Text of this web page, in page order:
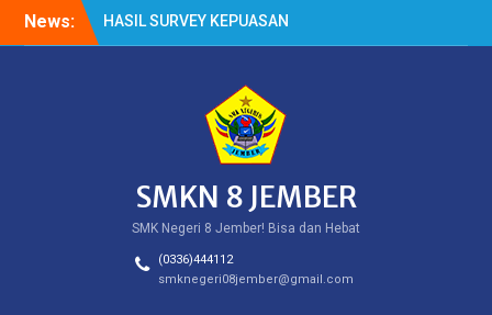
News:
HASIL SURVEY KEPUASAN
PELANGGAN
Cek Kesehatan Gratis
SMKN 8 JEMBER
SMK Negeri 8 Jember! Bisa dan Hebat
(0336)444112
smknegeri08jember@gmail.com